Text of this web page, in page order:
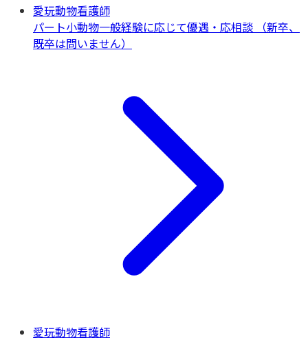
愛玩動物看護師
パート小動物一般経験に応じて優遇・応相談 （新卒、
既卒は問いません）
愛玩動物看護師